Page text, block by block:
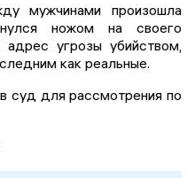
мужчинами произошла
ножом на своего
угрозы убийством,
как реальные.
суд для рассмотрения по